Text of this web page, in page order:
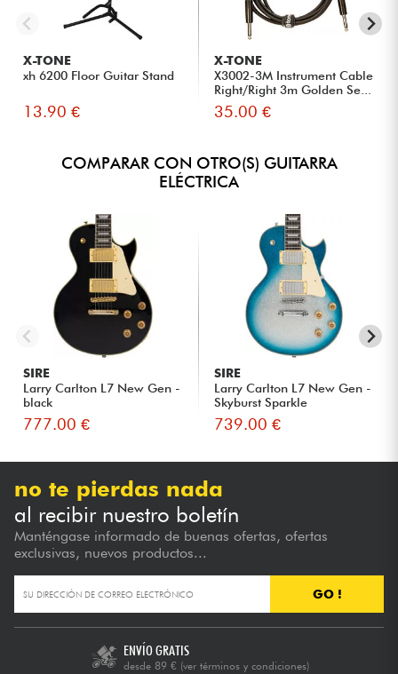
X-TONE
xh 6200 Floor Guitar Stand
13.90 €
X-TONE
X3002-3M Instrument Cable
Right/Right 3m Golden Se...
35.00 €
COMPARAR CON OTRO(S) GUITARRA
ELÉCTRICA
SIRE
Larry Carlton L7 New Gen -
black
777.00 €
SIRE
Larry Carlton L7 New Gen -
Skyburst Sparkle
739.00 €
no te pierdas nada
al recibir nuestro boletín
Manténgase informado de buenas ofertas, ofertas
exclusivas, nuevos productos...
GO !
ENVÍO GRATIS
desde 89 € (ver términos y condiciones)